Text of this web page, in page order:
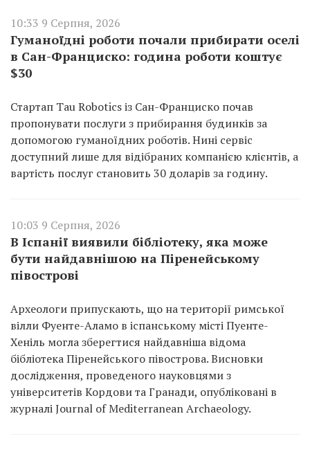
10:33 9 Серпня, 2026
Гуманоїдні роботи почали прибирати оселі
в Сан-Франциско: година роботи коштує
$30
Стартап Tau Robotics із Сан-Франциско почав
пропонувати послуги з прибирання будинків за
допомогою гуманоїдних роботів. Нині сервіс
доступний лише для відібраних компанією клієнтів, а
вартість послуг становить 30 доларів за годину.
10:03 9 Серпня, 2026
В Іспанії виявили бібліотеку, яка може
бути найдавнішою на Піренейському
півострові
Археологи припускають, що на території римської
вілли Фуенте-Аламо в іспанському місті Пуенте-
Хеніль могла зберегтися найдавніша відома
бібліотека Піренейського півострова. Висновки
дослідження, проведеного науковцями з
університетів Кордови та Гранади, опубліковані в
журналі Journal of Mediterranean Archaeology.